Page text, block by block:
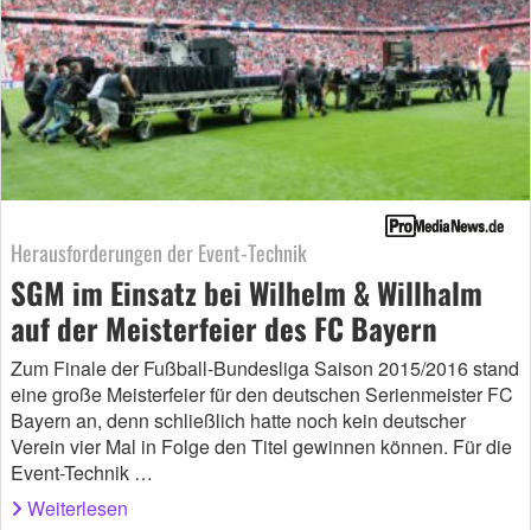
Herausforderungen der Event-Technik
SGM im Einsatz bei Wilhelm & Willhalm
auf der Meisterfeier des FC Bayern
Zum Finale der Fußball-Bundesliga Saison 2015/2016 stand
eine große Meisterfeier für den deutschen Serienmeister FC
Bayern an, denn schließlich hatte noch kein deutscher
Verein vier Mal in Folge den Titel gewinnen können. Für die
Event-Technik …
Weiterlesen